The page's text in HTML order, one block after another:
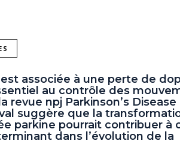
associée à une perte de
au contrôle des
revue npj Parkinson’s Disease
suggère que la
parkine pourrait contribuer à
dans l’évolution de la